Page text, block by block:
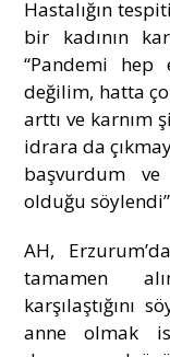
Hastalığın
bir kadının
“Pandemi
değilim, hatta
arttı ve karnım
idrara da
başvurdum
olduğu
AH,
tamamen
karşılaştığını
anne olmak